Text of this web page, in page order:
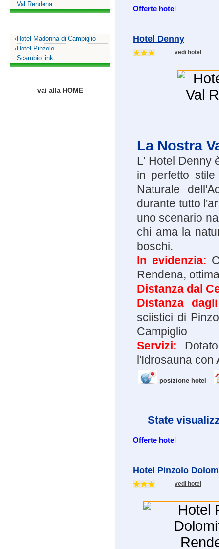
Val Rendena
Hotel Madonna di Campiglio
Hotel Pinzolo
Scambio link
vai alla HOME
Offerte hotel
Hotel Denny
vedi hotel
La Nostra
L' Hotel Denny
in perfetto
Naturale
durante tutto
uno scenario
chi ama la
boschi.
In evidenzia:
Rendena,
Distanza dal
Distanza
sciistici di
Campiglio
Servizi:
l'Idrosauna con
posizione hotel
State
Offerte hotel
Hotel Pinzolo
vedi hotel